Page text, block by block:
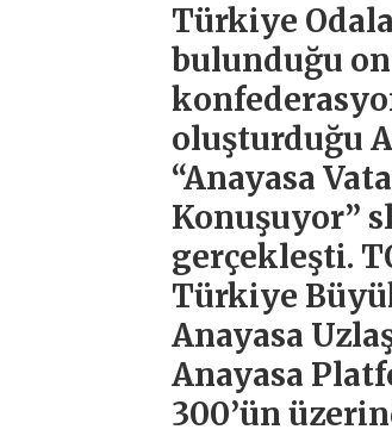
Türkiye
bulunduğu
oluşturduğu
“Anayasa
Konuşuyor”
gerçekleşti.
Türkiye
Anayasa
Anayasa
300’ün